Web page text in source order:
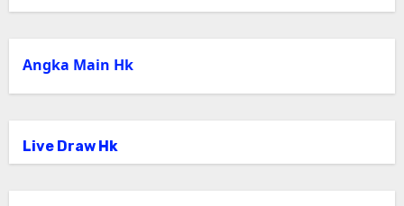
Angka Main Hk
Live Draw Hk